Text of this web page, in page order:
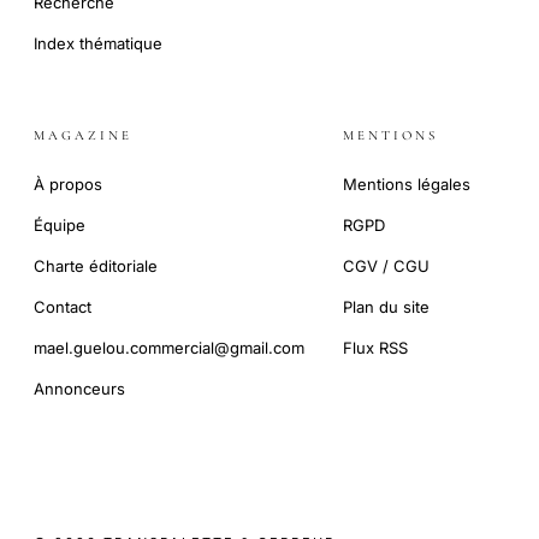
Index thématique
MAGAZINE
À propos
Équipe
Charte éditoriale
Contact
mael.guelou.commercial@gmail.com
Annonceurs
MENTIONS
Mentions légales
RGPD
CGV / CGU
Plan du site
Flux RSS